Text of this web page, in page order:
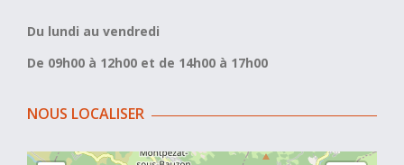
Du lundi au vendredi
De 09h00 à 12h00 et de 14h00 à 17h00
NOUS LOCALISER